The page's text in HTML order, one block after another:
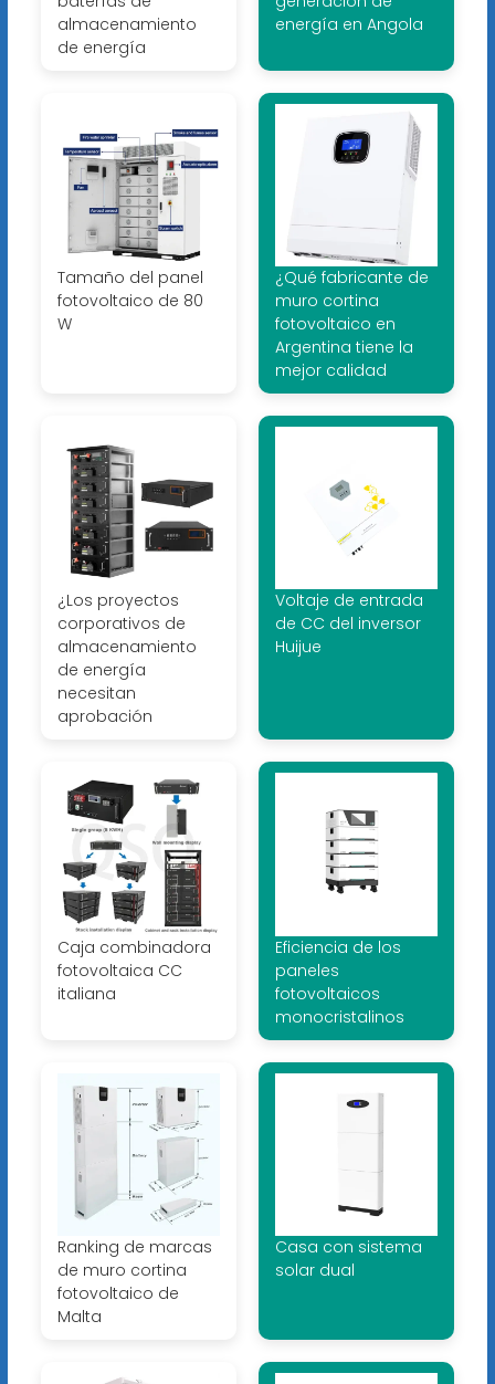
almacenamiento
de energía
energía en Angola
Tamaño del panel
fotovoltaico de 80
W
¿Qué fabricante de
muro cortina
fotovoltaico en
Argentina tiene la
mejor calidad
¿Los proyectos
corporativos de
almacenamiento
de energía
necesitan
aprobación
Voltaje de entrada
de CC del inversor
Huijue
Caja combinadora
fotovoltaica CC
italiana
Eficiencia de los
paneles
fotovoltaicos
monocristalinos
Ranking de marcas
de muro cortina
fotovoltaico de
Malta
Casa con sistema
solar dual